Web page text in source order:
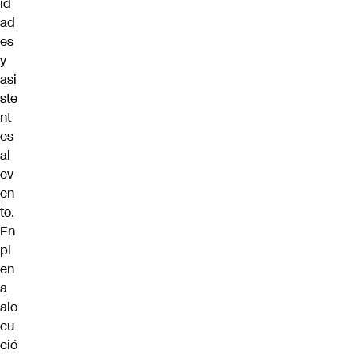
ad
es
y
asi
ste
nt
es
al
ev
en
to.
En
pl
en
a
alo
cu
ció